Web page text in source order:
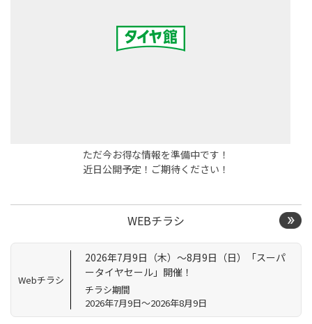
ただ今お得な情報を準備中です！
近日公開予定！ご期待ください！
WEBチラシ
Webチラシ
2026年7月9日（木）～8月9日（日）「スーパ
ータイヤセール」開催！
チラシ期間
2026年7月9日～2026年8月9日